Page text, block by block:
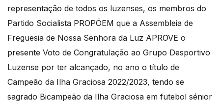
representação de todos os luzenses, os membros do
Partido Socialista PROPÕEM que a Assembleia de
Freguesia de Nossa Senhora da Luz APROVE o
presente Voto de Congratulação ao Grupo Desportivo
Luzense por ter alcançado, no ano o título de
Campeão da Ilha Graciosa 2022/2023, tendo se
sagrado Bicampeão da Ilha Graciosa em futebol sénior